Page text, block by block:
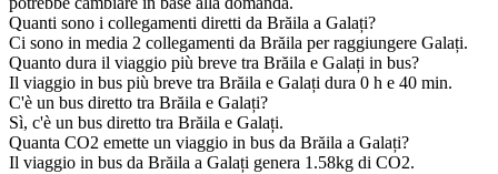
Quanti sono i collegamenti diretti da Brăila a Galați?
Ci sono in media 2 collegamenti da Brăila per raggiungere Galați.
Quanto dura il viaggio più breve tra Brăila e Galați in bus?
Il viaggio in bus più breve tra Brăila e Galați dura 0 h e 40 min.
C'è un bus diretto tra Brăila e Galați?
Sì, c'è un bus diretto tra Brăila e Galați.
Quanta CO2 emette un viaggio in bus da Brăila a Galați?
Il viaggio in bus da Brăila a Galați genera 1.58kg di CO2.